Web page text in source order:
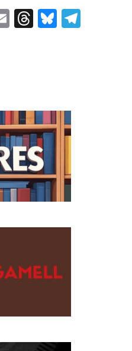
EmailThreads
Bluesky